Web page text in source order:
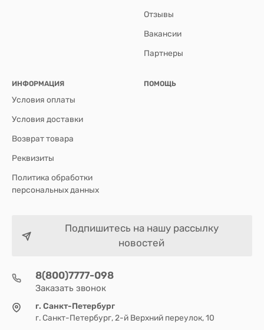
Отзывы
Вакансии
Партнеры
ИНФОРМАЦИЯ
Условия оплаты
Условия доставки
Возврат товара
Реквизиты
Политика обработки
персональных данных
ПОМОЩЬ
Подпишитесь на нашу рассылку
новостей
8(800)7777-098
Заказать звонок
г. Санкт-Петербург
г. Санкт-Петербург, 2-й Верхний переулок, 10